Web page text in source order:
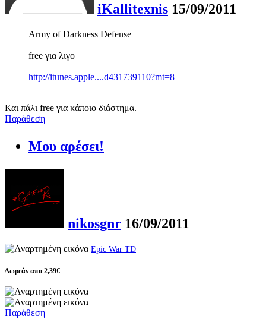
iKallitexnis 15/09/2011
Army of Darkness Defense
free για λιγο
http://itunes.apple....d431739110?mt=8
Και πάλι free για κάποιο διάστημα.
Παράθεση
Μου αρέσει!
nikosgnr 16/09/2011
Epic War TD
Δωρεάν απο 2,39€
Παράθεση